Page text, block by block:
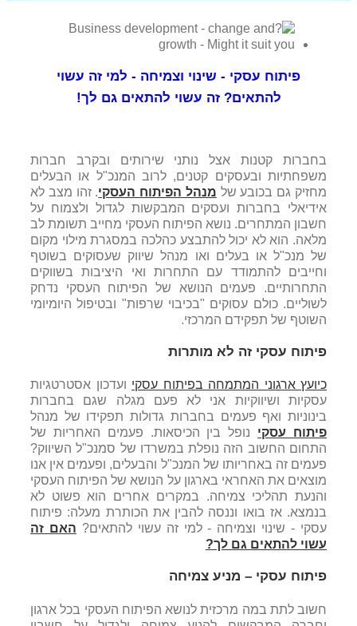
פיתוח עסקי - שינוי וצמיחה - למי זה עשוי
להתאים? זה עשוי להתאים גם לך!
בחברות קטנות אצל נותני שירותים ובקרב חברות
משפחתיות ובעסקים קטנים, לרוב המנכ"ל או הבעלים
מחזיק גם בכובע של מנהל הפיתוח העסקי. זהו מצב לא
אידיאלי בחברות ועסקים המבקשות לגדול ולצמוח על
חשבון המתחרים. נושא הפיתוח העסקי מחייב תשומת לב
מלאה. הוא לא יכול להתבצע כהלכה במסגרת מילוי מקום
של מנכ"ל או בעלים ואו מנהל שיווק שעסוקים בשוטף
וחייבים להתמודד עם התחרות ואי היציבות בשווקים
התחרותיים. פעמים הנושא של הפיתוח העסקי נדחק
לשוליים. כולם עסוקים "בכיבוי שרפות" ובטיפול היומיומי
השוטף של תפקידם המרכזי.
פיתוח עסקי זה לא מותרות
כיועץ ארגוני המתמחה בפיתוח עסקי ועדכון אסטרטגיות
עסקיות ושיווקיות אני לא פעם מגלה שגם בחברות
בינוניות ואף פעמים בחברות גדולות תפקידו של מנהל
פיתוח עסקי נופל בין הכיסאות. פעמים האחריות של
התחום החשוב הזה נופלת במשרדו של סמנכ"ל השיווק?
פעמים זה באחריותו של המנכ"ל והבעלים, ופעמים אין אנו
מוצאים את האחראי בארגון על הנושא של הפיתוח העסקי
והנעת תהליכי צמיחה. במקרים אחרים הוא פשוט לא
בנמצא. אז בואו וננסה להבין את הכותרת מעלה: פיתוח
עסקי - שינוי וצמיחה - למי זה עשוי להתאים? האם זה
עשוי להתאים גם לך?
פיתוח עסקי – מניע צמיחה
חשוב לתת במה מרכזית לנושא הפיתוח העסקי בכל ארגון